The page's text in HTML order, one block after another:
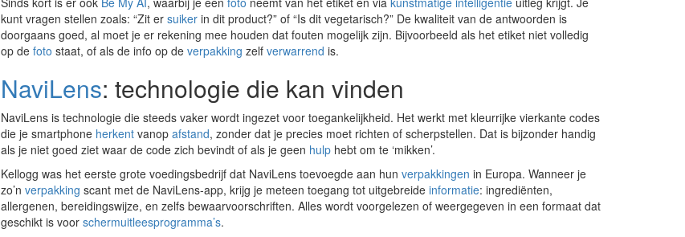
kunt vragen stellen zoals: “Zit er suiker in dit product?” of “Is dit vegetarisch?” De kwaliteit van de antwoorden is
doorgaans goed, al moet je er rekening mee houden dat fouten mogelijk zijn. Bijvoorbeeld als het etiket niet volledig
op de foto staat, of als de info op de verpakking zelf verwarrend is.
NaviLens: technologie die kan vinden
NaviLens is technologie die steeds vaker wordt ingezet voor toegankelijkheid. Het werkt met kleurrijke vierkante codes
die je smartphone herkent vanop afstand, zonder dat je precies moet richten of scherpstellen. Dat is bijzonder handig
als je niet goed ziet waar de code zich bevindt of als je geen hulp hebt om te ‘mikken’.
Kellogg was het eerste grote voedingsbedrijf dat NaviLens toevoegde aan hun verpakkingen in Europa. Wanneer je
zo’n verpakking scant met de NaviLens-app, krijg je meteen toegang tot uitgebreide informatie: ingrediënten,
allergenen, bereidingswijze, en zelfs bewaarvoorschriften. Alles wordt voorgelezen of weergegeven in een formaat dat
geschikt is voor schermuitleesprogramma’s.